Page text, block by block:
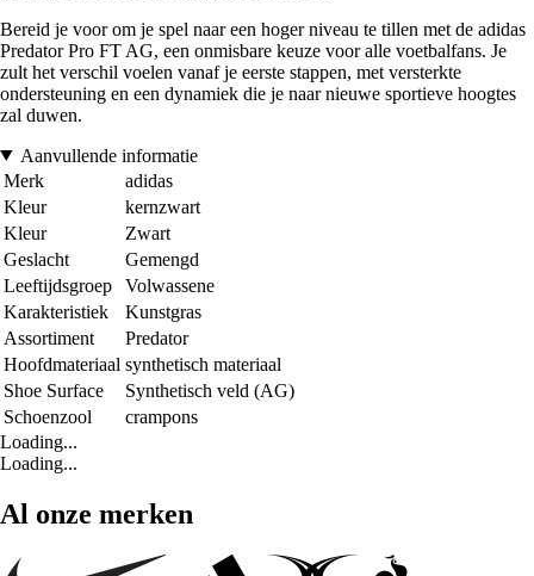
Bereid je voor om je spel naar een hoger niveau te tillen met de adidas
Predator Pro FT AG, een onmisbare keuze voor alle voetbalfans. Je
zult het verschil voelen vanaf je eerste stappen, met versterkte
ondersteuning en een dynamiek die je naar nieuwe sportieve hoogtes
zal duwen.
Aanvullende informatie
Merk
adidas
Kleur
kernzwart
Kleur
Zwart
Geslacht
Gemengd
Leeftijdsgroep
Volwassene
Karakteristiek
Kunstgras
Assortiment
Predator
Hoofdmateriaal synthetisch materiaal
Shoe Surface
Synthetisch veld (AG)
Schoenzool
crampons
Loading...
Loading...
Al onze merken